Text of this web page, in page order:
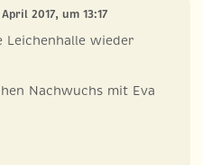
2017, um 13:17
Leichenhalle wieder
Nachwuchs mit Eva